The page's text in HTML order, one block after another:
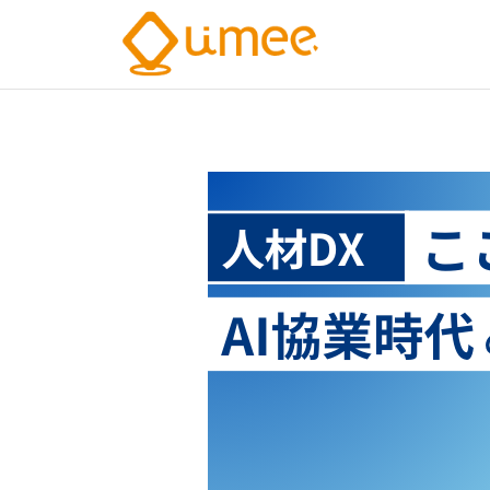
イ
電
気
通
信
大
学